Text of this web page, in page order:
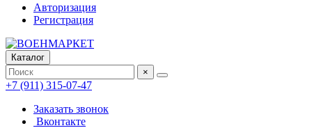
Авторизация
Регистрация
Каталог
×
+7 (911) 315-07-47
Заказать звонок
Вконтакте